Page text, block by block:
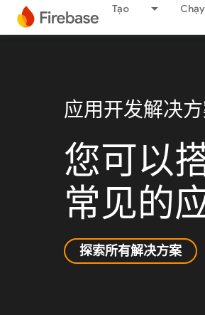
Tạo Chạy
应用开发解决
您可以
常见的
探索所有解决方案